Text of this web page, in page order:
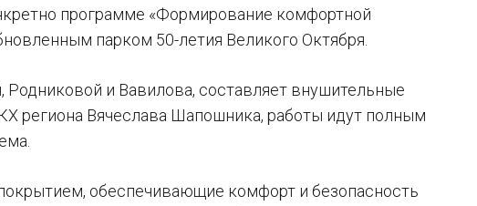
программе «Формирование комфортной
парком 50-летия Великого Октября.
и Вавилова, составляет внушительные
региона Вячеслава Шапошника, работы идут полным
обеспечивающие комфорт и безопасность